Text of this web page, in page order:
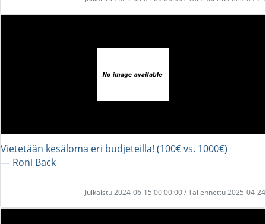
Vietetään kesäloma eri budjeteilla! (100€ vs. 1000€)
― Roni Back
Julkaistu 2024-06-15 00:00:00 / Tallennettu 2025-04-24